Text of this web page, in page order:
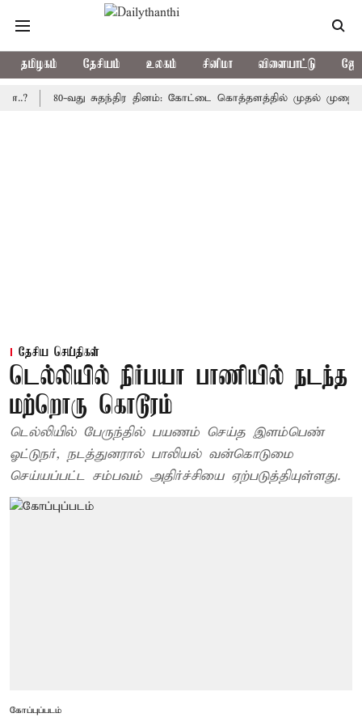
தமிழகம் தேசியம் உலகம் சினிமா விளையாட்டு
80-வது சுதந்திர தினம்: கோட்டை கொத்தளத்தில் முதல் முறையாக
தேசிய செய்திகள்
டெல்லியில் நிர்பயா பாணியில் நடந்த
மற்றொரு கொடூரம்
டெல்லியில் பேருந்தில் பயணம் செய்த இளம்பெண்
ஓட்டுநர், நடத்துனரால் பாலியல் வன்கொடுமை
செய்யப்பட்ட சம்பவம் அதிர்ச்சியை ஏற்படுத்தியுள்ளது.
கோப்புப்படம்